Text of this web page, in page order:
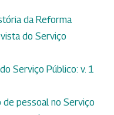
da Reforma
do Serviço
Serviço Público: v. 1
de pessoal no Serviço